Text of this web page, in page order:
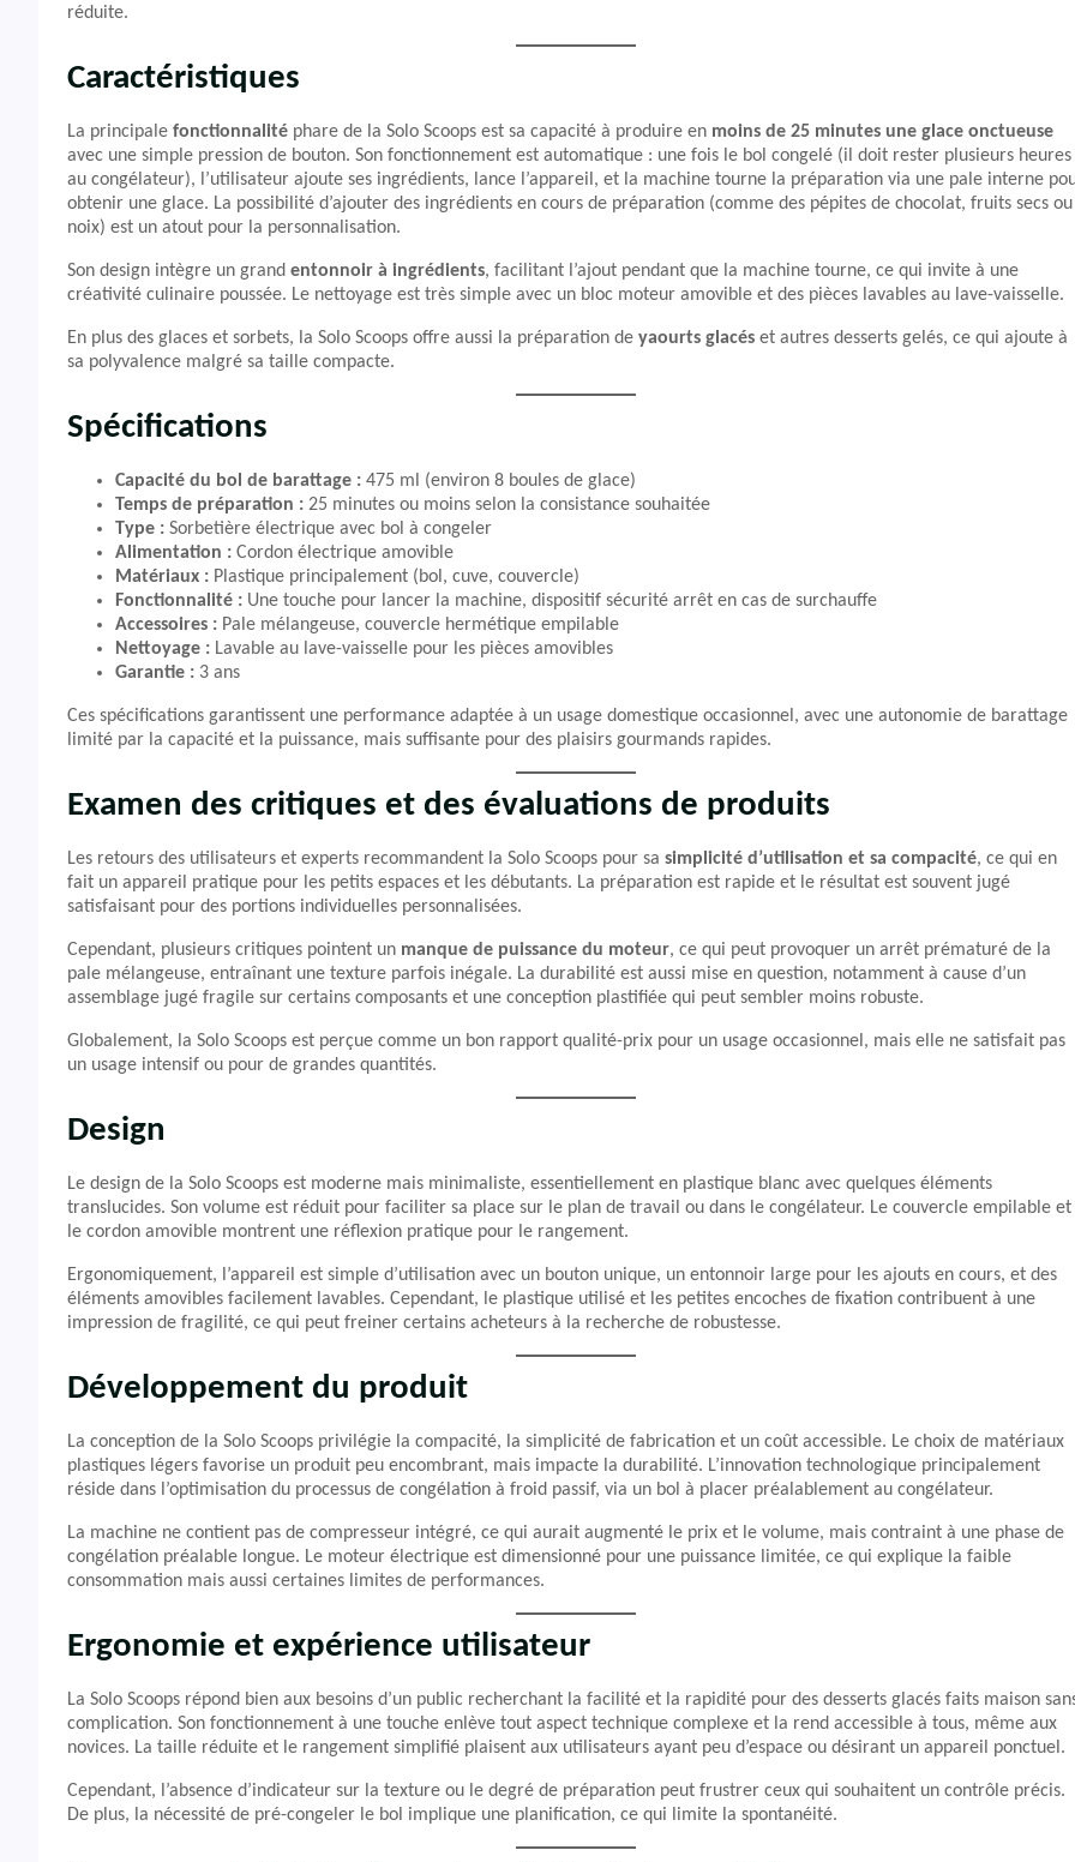
réduite.
Caractéristiques
La principale fonctionnalité phare de la Solo Scoops est sa capacité à produire en moins de 25 minutes une glace onctueuse
avec une simple pression de bouton. Son fonctionnement est automatique : une fois le bol congelé (il doit rester plusieurs heures
au congélateur), l’utilisateur ajoute ses ingrédients, lance l’appareil, et la machine tourne la préparation via une pale interne
obtenir une glace. La possibilité d’ajouter des ingrédients en cours de préparation (comme des pépites de chocolat, fruits secs ou
noix) est un atout pour la personnalisation.
Son design intègre un grand entonnoir à ingrédients, facilitant l’ajout pendant que la machine tourne, ce qui invite à une
créativité culinaire poussée. Le nettoyage est très simple avec un bloc moteur amovible et des pièces lavables au lave-vaisselle.
En plus des glaces et sorbets, la Solo Scoops offre aussi la préparation de yaourts glacés et autres desserts gelés, ce qui ajoute à
sa polyvalence malgré sa taille compacte.
Spécifications
Capacité du bol de barattage : 475 ml (environ 8 boules de glace)
Temps de préparation : 25 minutes ou moins selon la consistance souhaitée
Type : Sorbetière électrique avec bol à congeler
Alimentation : Cordon électrique amovible
Matériaux : Plastique principalement (bol, cuve, couvercle)
Fonctionnalité : Une touche pour lancer la machine, dispositif sécurité arrêt en cas de surchauffe
Accessoires : Pale mélangeuse, couvercle hermétique empilable
Nettoyage : Lavable au lave-vaisselle pour les pièces amovibles
Garantie : 3 ans
Ces spécifications garantissent une performance adaptée à un usage domestique occasionnel, avec une autonomie de barattage
limité par la capacité et la puissance, mais suffisante pour des plaisirs gourmands rapides.
Examen des critiques et des évaluations de produits
Les retours des utilisateurs et experts recommandent la Solo Scoops pour sa simplicité d’utilisation et sa compacité, ce qui en
fait un appareil pratique pour les petits espaces et les débutants. La préparation est rapide et le résultat est souvent jugé
satisfaisant pour des portions individuelles personnalisées.
Cependant, plusieurs critiques pointent un manque de puissance du moteur, ce qui peut provoquer un arrêt prématuré de la
pale mélangeuse, entraînant une texture parfois inégale. La durabilité est aussi mise en question, notamment à cause d’un
assemblage jugé fragile sur certains composants et une conception plastifiée qui peut sembler moins robuste.
Globalement, la Solo Scoops est perçue comme un bon rapport qualité-prix pour un usage occasionnel, mais elle ne satisfait pas
un usage intensif ou pour de grandes quantités.
Design
Le design de la Solo Scoops est moderne mais minimaliste, essentiellement en plastique blanc avec quelques éléments
translucides. Son volume est réduit pour faciliter sa place sur le plan de travail ou dans le congélateur. Le couvercle empilable et
le cordon amovible montrent une réflexion pratique pour le rangement.
Ergonomiquement, l’appareil est simple d’utilisation avec un bouton unique, un entonnoir large pour les ajouts en cours, et des
éléments amovibles facilement lavables. Cependant, le plastique utilisé et les petites encoches de fixation contribuent à une
impression de fragilité, ce qui peut freiner certains acheteurs à la recherche de robustesse.
Développement du produit
La conception de la Solo Scoops privilégie la compacité, la simplicité de fabrication et un coût accessible. Le choix de matériaux
plastiques légers favorise un produit peu encombrant, mais impacte la durabilité. L’innovation technologique principalement
réside dans l’optimisation du processus de congélation à froid passif, via un bol à placer préalablement au congélateur.
La machine ne contient pas de compresseur intégré, ce qui aurait augmenté le prix et le volume, mais contraint à une phase de
congélation préalable longue. Le moteur électrique est dimensionné pour une puissance limitée, ce qui explique la faible
consommation mais aussi certaines limites de performances.
Ergonomie et expérience utilisateur
La Solo Scoops répond bien aux besoins d’un public recherchant la facilité et la rapidité pour des desserts glacés faits maison
complication. Son fonctionnement à une touche enlève tout aspect technique complexe et la rend accessible à tous, même aux
novices. La taille réduite et le rangement simplifié plaisent aux utilisateurs ayant peu d’espace ou désirant un appareil ponctuel.
Cependant, l’absence d’indicateur sur la texture ou le degré de préparation peut frustrer ceux qui souhaitent un contrôle précis.
De plus, la nécessité de pré-congeler le bol implique une planification, ce qui limite la spontanéité.